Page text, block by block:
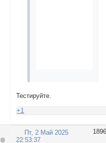
Тестируйте.
+1
1896
Пт, 2 Май 2025
22:53:37